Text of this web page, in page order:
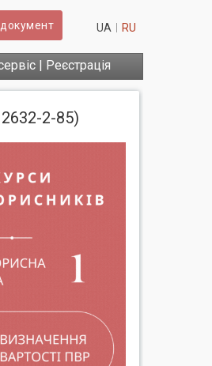
UA RU
| Реєстрація
2-85)